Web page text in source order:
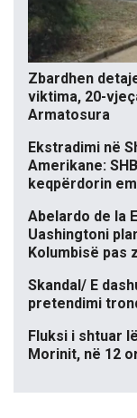
Zbardhen
viktima, 20-
Armatosura
Ekstradimi në
Amerikane:
keqpërdorin
Abelardo de la
Uashingtoni
Kolumbisë pas
Skandal/ E
pretendimi
Fluksi i shtuar
Morinit, në 12